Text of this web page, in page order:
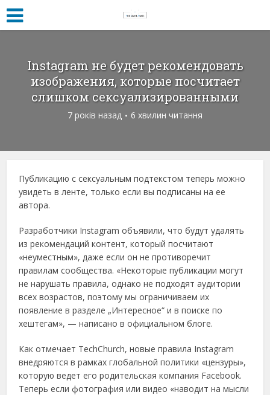
Instagram не будет рекомендовать
изображения, которые посчитает
слишком сексуализированными
7 років назад 6 хвилин читання
Публикацию с сексуальным подтекстом теперь можно
увидеть в ленте, только если вы подписаны на ее
автора.
Разработчики Instagram объявили, что будут удалять
из рекомендаций контент, который посчитают
«неуместным», даже если он не противоречит
правилам сообщества. «Некоторые публикации могут
не нарушать правила, однако не подходят аудитории
всех возрастов, поэтому мы ограничиваем их
появление в разделе „Интересное“ и в поиске по
хештегам», — написано в официальном блоге.
Как отмечает TechChurch, новые правила Instagram
внедряются в рамках глобальной политики «цензуры»,
которую ведет его родительская компания Facebook.
Теперь если фотография или видео «наводит на мысли